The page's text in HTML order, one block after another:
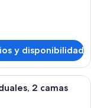
y disponibilidad
de hotel moderna
2 camas